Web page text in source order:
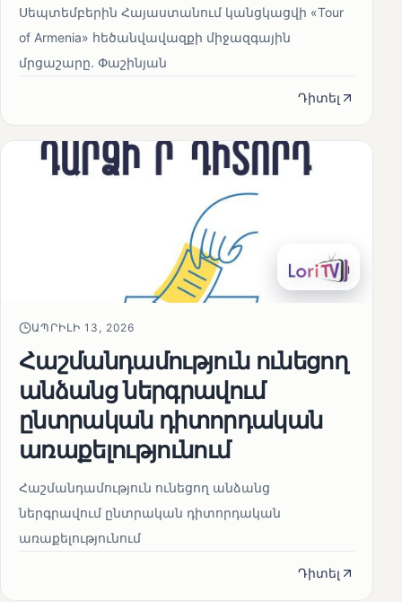
Սեպտեմբերին Հայաստանում կանցկացվի «Tour
of Armenia» հեծանվավազքի միջազգային
մրցաշարը. Փաշինյան
Դիտել
ԱՊՐԻԼԻ 13, 2026
Հաշմանդամություն ունեցող
անձանց ներգրավում
ընտրական դիտորդական
առաքելությունում
Հաշմանդամություն ունեցող անձանց
ներգրավում ընտրական դիտորդական
առաքելությունում
Դիտել